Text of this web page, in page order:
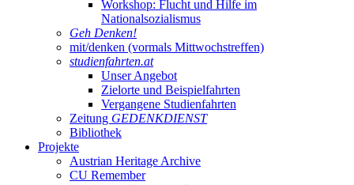
Workshop: Flucht und Hilfe im
Nationalsozialismus
Geh Denken!
mit/denken (vormals Mittwochstreffen)
studienfahrten.at
Unser Angebot
Zielorte und Beispielfahrten
Vergangene Studienfahrten
Zeitung GEDENKDIENST
Bibliothek
Projekte
Austrian Heritage Archive
CU Remember